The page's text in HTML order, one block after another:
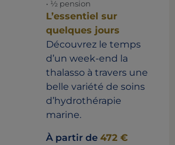
• ½ pension
L’essentiel sur
quelques jours
Découvrez le temps
d’un week-end la
thalasso à travers une
belle variété de soins
d’hydrothérapie
marine.
À partir de 472 €